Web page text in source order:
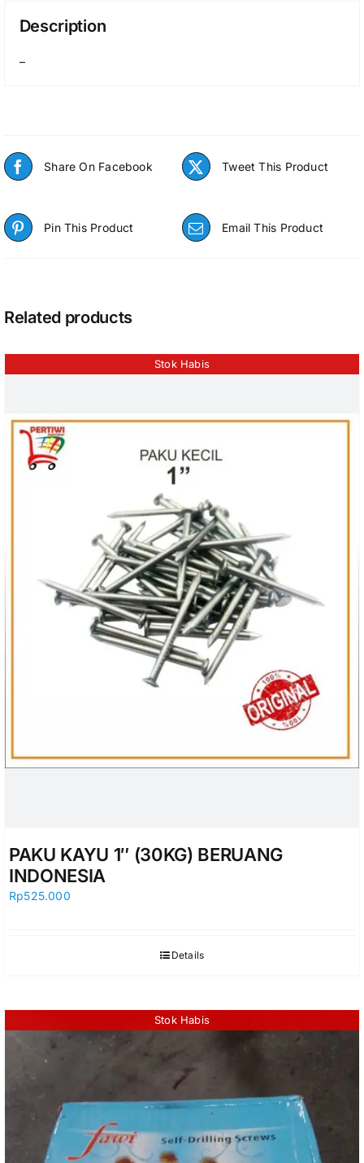
Description
–
Share On Facebook Tweet This Product
Pin This Product Email This Product
Related products
Stok Habis
PAKU KAYU 1″ (30KG) BERUANG
INDONESIA
Rp525.000
Details
Stok Habis